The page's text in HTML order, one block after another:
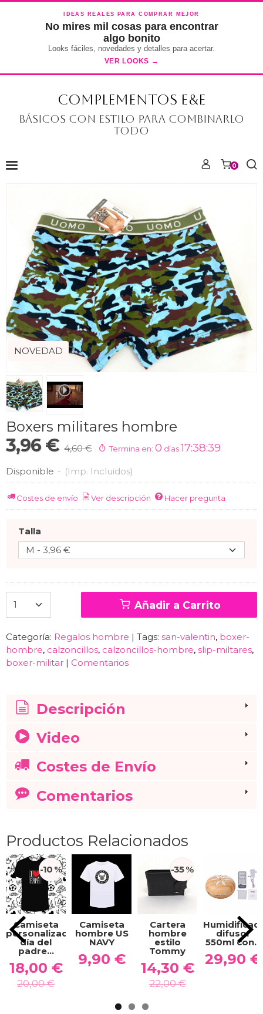
IDEAS REALES PARA COMPRAR MEJOR
No mires mil cosas para encontrar
algo bonito
Looks fáciles, novedades y detalles para acertar.
VER LOOKS →
COMPLEMENTOS E&E
Básicos con estilo para combinarlo
todo
0
NOVEDAD
Boxers militares hombre
3,96 € 4,60 € Termina en: 0 días17:38:39
Disponible - (Imp. Incluidos)
Costes de envío Ver descripción Hacer pregunta
Talla
Añadir a Carrito
Categoría: Regalos hombre | Tags: san-valentin boxer-
hombre calzoncillos calzoncillos-hombre slip-miltares
boxer-militar | Comentarios
Descripción
Video
Costes de Envío
Comentarios
Productos Relacionados
-10 %
Camiseta
personalizada
día del
padre...
18,00 €
20,00 €
Camiseta
hombre US
NAVY
9,90 €
-35 %
Cartera
hombre
estilo
Tommy
14,30 €
22,00 €
difusor
550ml con...
29,90 €